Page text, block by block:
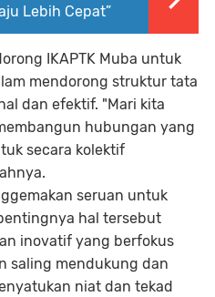
Lebih Cepat”
IKAPTK Muba untuk
mendorong struktur tata
dan efektif. "Mari kita
hubungan yang
secara kolektif
seruan untuk
hal tersebut
inovatif yang berfokus
saling mendukung dan
niat dan tekad